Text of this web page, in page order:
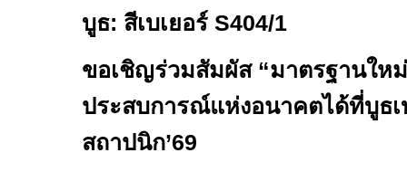
บูธ: สีเบเยอร์ S404/1
ขอเชิญร่วมสัมผัส “มาตรฐานให
ประสบการณ์แห่งอนาคตได้ที่บูธเ
สถาปนิก’69